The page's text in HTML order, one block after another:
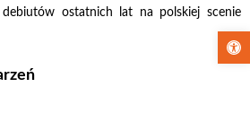
Otwórz
debiutów ostatnich lat na polskiej scenie